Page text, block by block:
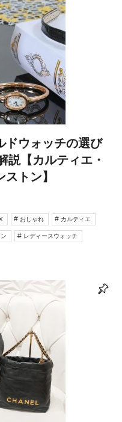
ウォッチの選び
【カルティエ・
トン】
おしゃれ カルティエ
レディースウォッチ